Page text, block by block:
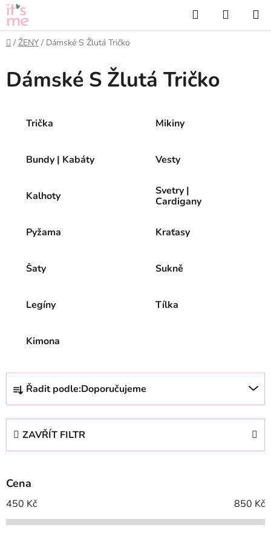
Přejít
na
obsah
Hledat
KOŠÍK
Domů
/ ŽENY / Dámské S Žlutá Tričko
Dámské S Žlutá Tričko
Trička Mikiny
Bundy | Kabáty Vesty
Kalhoty
Svetry |
Cardigany
Pyžama Kraťasy
Šaty Sukně
Legíny Tílka
Kimona
Ř
z
p
r
o
d
Řadit podle:Doporučujeme
ZAVŘÍT FILTR
Cena
450 Kč 850 Kč